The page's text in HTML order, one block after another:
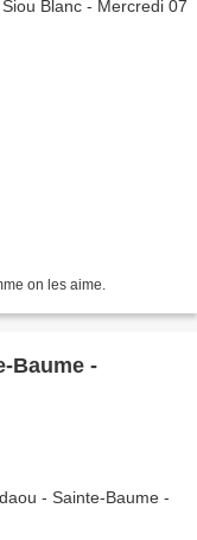
on les aime.
Baume -